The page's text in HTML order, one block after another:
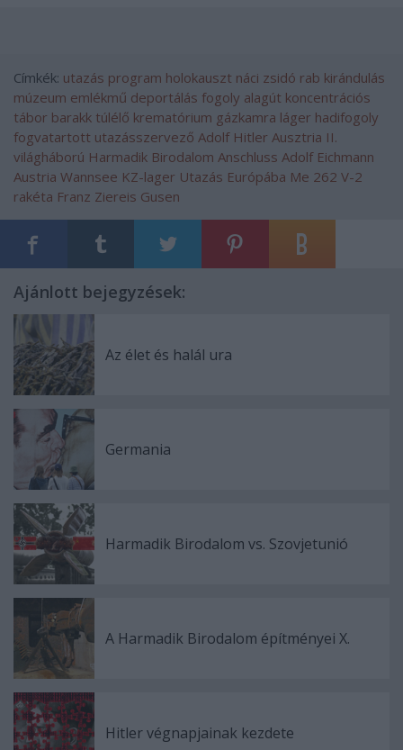
Címkék: utazás program holokauszt náci zsidó rab kirándulás
múzeum emlékmű deportálás fogoly alagút koncentrációs
tábor barakk túlélő krematórium gázkamra láger hadifogoly
fogvatartott utazásszervező Adolf Hitler Ausztria II.
világháború Harmadik Birodalom Anschluss Adolf Eichmann
Austria Wannsee KZ-lager Utazás Európába Me 262 V-2
rakéta Franz Ziereis Gusen
Ajánlott bejegyzések:
Az élet és halál ura
Germania
Harmadik Birodalom vs. Szovjetunió
A Harmadik Birodalom építményei X.
Hitler végnapjainak kezdete